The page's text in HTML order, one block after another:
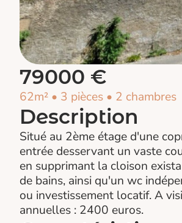
79000 €
62m² • 3 pièces • 2 chambres
Description
Situé au 2ème étage d'une
entrée desservant un vaste
en supprimant la cloison
de bains, ainsi qu'un wc
ou investissement locatif. A
annuelles : 2400 euros.